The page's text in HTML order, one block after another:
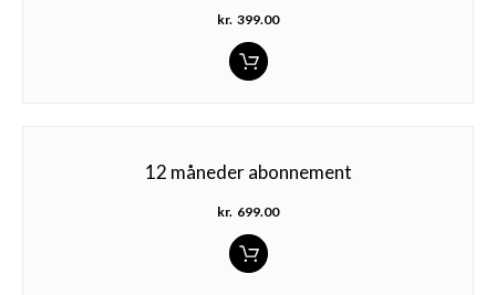
kr. 399.00
12 måneder abonnement
kr. 699.00